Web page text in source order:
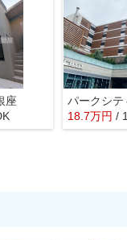
座
18.7万円 /